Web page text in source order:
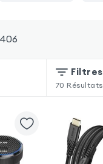
Filtres
70 Résultats